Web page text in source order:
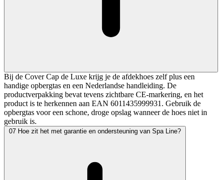
Bij de Cover Cap de Luxe krijg je de afdekhoes zelf plus een
handige opbergtas en een Nederlandse handleiding. De
productverpakking bevat tevens zichtbare CE-markering, en het
product is te herkennen aan EAN 6011435999931. Gebruik de
opbergtas voor een schone, droge opslag wanneer de hoes niet in
gebruik is.
07 Hoe zit het met garantie en ondersteuning van Spa Line?